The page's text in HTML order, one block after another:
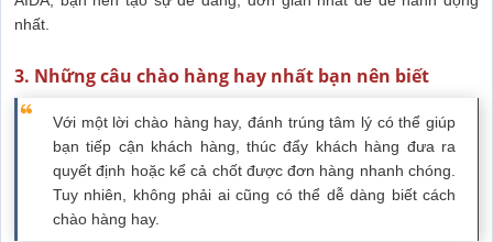
nhất.
3. Những câu chào hàng hay nhất bạn nên biết
Với một lời chào hàng hay, đánh trúng tâm lý có thể giúp
bạn tiếp cận khách hàng, thúc đẩy khách hàng đưa ra
quyết định hoặc kể cả chốt được đơn hàng nhanh chóng.
Tuy nhiên, không phải ai cũng có thể dễ dàng biết cách
chào hàng hay.